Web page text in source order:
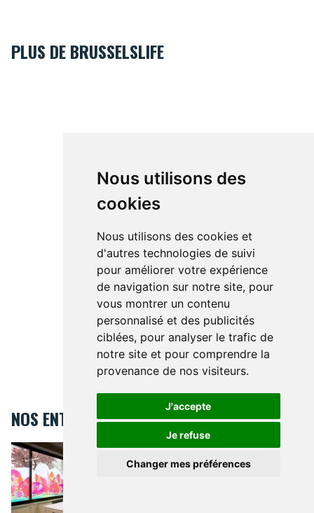
Nous utilisons des
cookies
Nous utilisons des cookies et
d'autres technologies de suivi
pour améliorer votre expérience
de navigation sur notre site, pour
vous montrer un contenu
personnalisé et des publicités
ciblées, pour analyser le trafic de
notre site et pour comprendre la
provenance de nos visiteurs.
J'accepte
Je refuse
Changer mes préférences
PLUS DE BRUSSELSLIFE
NOS ENTREPRISES
KIDS&US LANGUAGE SCHOOL -
NIVELLES L’apprentissage de
l’anglais comme une langue
Kids&Us language school - Nivelles